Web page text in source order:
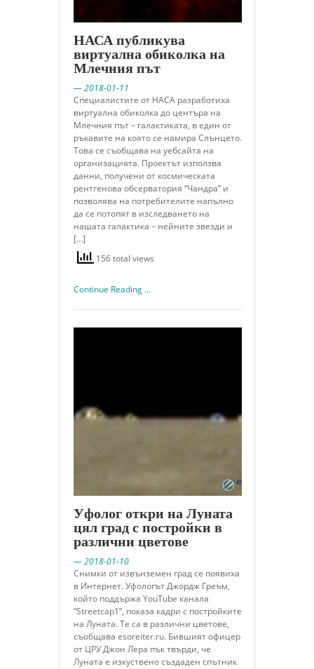
НАСА публикува
виртуална обиколка на
Млечния път
— 2018-01-11
Специалистите от НАСА разработиха
виртуална обиколка до центъра на
Млечния път – галактиката, в един от
ръкавите на която се намира Слънцето.
Това се съобщава на уебсайта на
организацията. Проектът използва
данни, получени от космическата
рентгенова обсерватория “Чандра” и
позволява на потребителите напълно
да се потопят в изследването на
нашата галактика – нейните звезди и
[…]
156 total views
Continue Reading ...
Уфолог откри на Луната
цял град с постройки в
различни цветове
— 2018-01-10
Снимки от извънземен град се появиха
в Интернет. Уфологът Джордж Греъм,
който поддържа YouTube канала
“Streetcap1”, показа кадри с постройките
на Луната. Те са в различни цветове,
съобщава esoreiter.ru. Бившият офицер
от ЦРУ Джон Лера пък твърди, че
Луната е изкуствено създаден спътник